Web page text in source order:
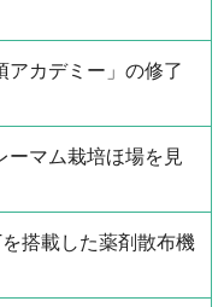
アカデミー」の修了
ーマム栽培ほ場を見
搭載した薬剤散布機